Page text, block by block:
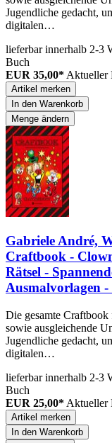
Jugendliche gedacht,
digitalen…
lieferbar innerhalb 2-3
Buch
EUR 35,00* Aktueller
Artikel merken
In den Warenkorb
Menge ändern
Gabriele André,
Craftbook -
Rätsel -
Ausmalvorlagen
Die gesamte
sowie ausgleichende
Jugendliche gedacht,
digitalen…
lieferbar innerhalb 2-3
Buch
EUR 25,00* Aktueller
Artikel merken
In den Warenkorb